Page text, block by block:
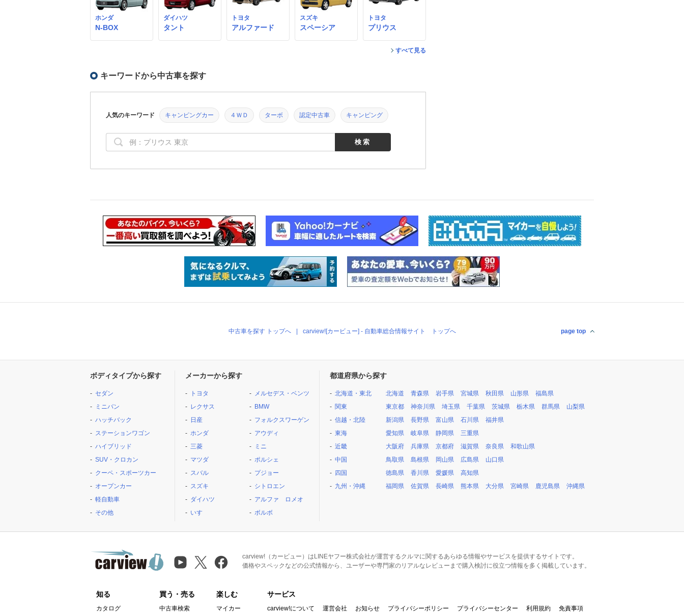
ホンダ
N-BOX
ダイハツ
タント
トヨタ
アルファード
スズキ
スペーシア
トヨタ
プリウス
すべて見る
キーワードから中古車を探す
人気のキーワード キャンピングカー ４ＷＤ ターボ 認定中古車 キャンピング
中古車を探す トップへ carview![カービュー] - 自動車総合情報サイト トップへ page top
ボディタイプから探す
セダン
ミニバン
ハッチバック
ステーションワゴン
ハイブリッド
SUV・クロカン
クーペ・スポーツカー
オープンカー
軽自動車
その他
メーカーから探す
トヨタ
レクサス
日産
ホンダ
三菱
マツダ
スバル
スズキ
ダイハツ
いすゞ
メルセデス・ベンツ
BMW
フォルクスワーゲン
アウディ
ミニ
ポルシェ
プジョー
シトロエン
アルファ ロメオ
ボルボ
都道府県から探す
北海道・東北 北海道 青森県 岩手県 宮城県 秋田県 山形県
福島県
関東
東京都 神奈川県 埼玉県 千葉県 茨城県 栃木県 群馬県
山梨県
信越・北陸
新潟県 長野県 富山県 石川県
福井県
東海
愛知県 岐阜県 静岡県
三重県
近畿
大阪府 兵庫県 京都府 滋賀県 奈良県
和歌山県
中国
鳥取県 島根県 岡山県 広島県
山口県
四国
徳島県 香川県 愛媛県
高知県
九州・沖縄
福岡県 佐賀県 長崎県 熊本県 大分県 宮崎県 鹿児島県 沖縄県
carview!（カービュー）はLINEヤフー株式会社が運営するクルマに関するあらゆる情報やサービスを提供するサイトです。
価格やスペックなどの公式情報から、ユーザーや専門家のリアルなレビューまで購入検討に役立つ情報を多く掲載しています。
知る
カタログ
買う・売る
中古車検索
楽しむ
マイカー
サービス
carview!について 運営会社 お知らせ プライバシーポリシー プライバシーセンター 利用規約 免責事項